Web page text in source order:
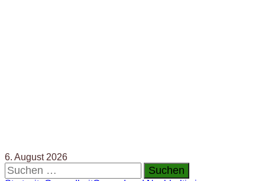
6. August 2026
Suchen
nach: